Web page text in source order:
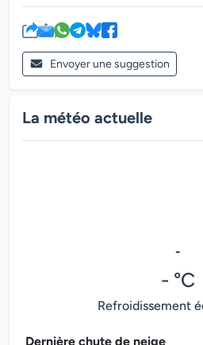
Envoyer une suggestion
La météo actuelle
-
- °C
Refroidissement
Dernière chute de neige